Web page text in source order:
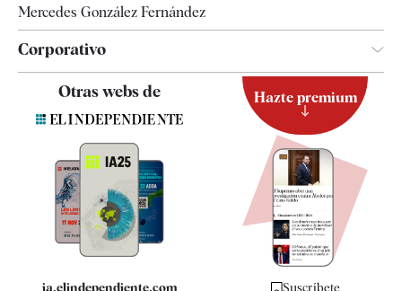
Mercedes González Fernández
Corporativo
Contacto
Quiénes somos
Especificaciones
Otras webs de
ia.elindependiente.com
Hazte premium
Suscríbete